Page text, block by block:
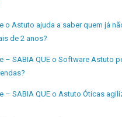
o Astuto ajuda a saber quem já
de 2 anos?
– SABIA QUE o Software Astuto
– SABIA QUE o Astuto Óticas